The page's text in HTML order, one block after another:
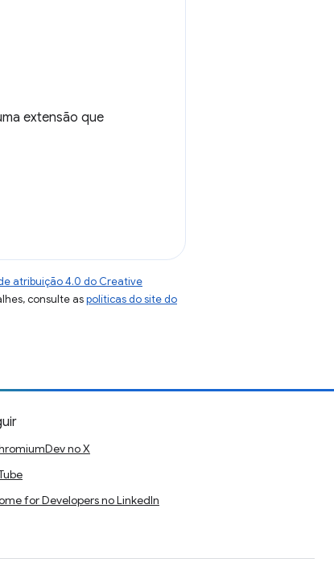
extensão que
atribuição 4.0 do Creative
consulte aspolíticas do site do
no X
for Developers no LinkedIn